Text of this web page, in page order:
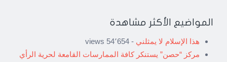
المواضيع الأكثر مشاهدة
هذا الإسلام لا يمثلني - 54٬654 views
مركز “حصن” يستنكر كافة الممارسات القامعة لحرية الرأي